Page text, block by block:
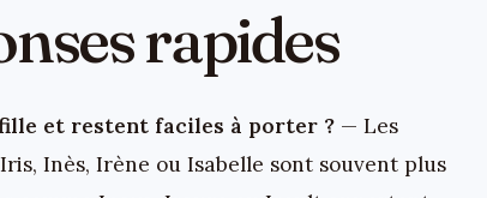
rapides
et restent faciles à porter ? — Les
Inès, Irène ou Isabelle sont souvent plus